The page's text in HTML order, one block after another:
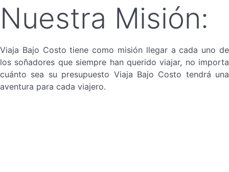
Nuestra Misión:
Viaja Bajo Costo tiene como misión llegar a cada uno de
los soñadores que siempre han querido viajar, no importa
cuánto sea su presupuesto Viaja Bajo Costo tendrá una
aventura para cada viajero.